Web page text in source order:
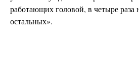
работающих головой, в четыре раза
остальных».